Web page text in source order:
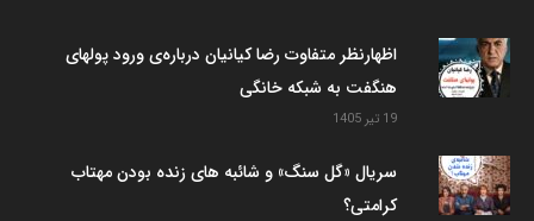
اظهارنظر متفاوت رضا کیانیان درباره‌ی ورود پولهای
هنگفت به شبکه خانگی
19 تیر 1405
سریال «گل سنگ» و شائبه های زنده بودن مهتاب
کرامتی؟